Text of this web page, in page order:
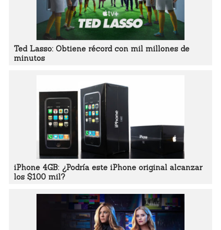
Ted Lasso: Obtiene récord con mil millones de
minutos
iPhone 4GB: ¿Podría este iPhone original alcanzar
los $100 mil?